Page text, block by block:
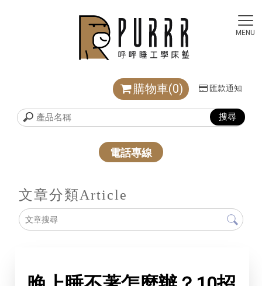
購物車(0) 匯款通知
電話專線
文章分類Article